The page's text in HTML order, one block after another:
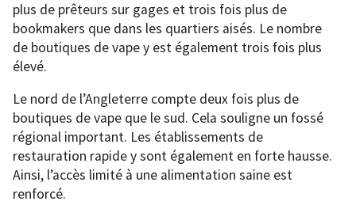
plus de prêteurs sur gages et trois fois plus de
bookmakers que dans les quartiers aisés. Le nombre
de boutiques de vape y est également trois fois plus
élevé.
Le nord de l’Angleterre compte deux fois plus de
boutiques de vape que le sud. Cela souligne un fossé
régional important. Les établissements de
restauration rapide y sont également en forte hausse.
Ainsi, l’accès limité à une alimentation saine est
renforcé.